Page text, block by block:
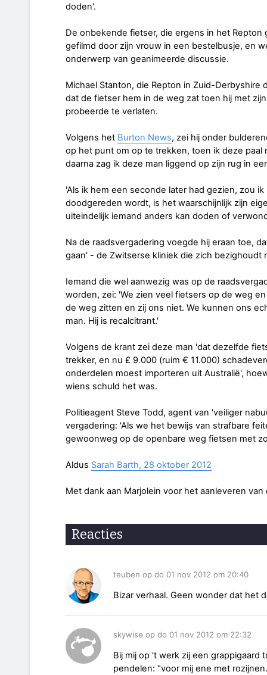
doden'.
De onbekende fietser, die ergens in het
gefilmd door zijn vrouw in een bestelbusje, en
onderwerp van geanimeerde discussie.
Michael Stanton, die Repton in Zuid-
dat de fietser hem in de weg zat toen hij met
probeerde te verlaten.
Volgens het Burton News, zei hij onder
op het punt om op te trekken, toen ik deze
daarna zag ik deze man liggend op zijn rug in
'Als ik hem een seconde later had gezien, zou
doodgereden wordt, is het waarschijnlijk zijn
uiteindelijk iemand anders kan doden of
Na de raadsvergadering voegde hij eraan toe,
gaan' - de Zwitserse kliniek die zich bezighoudt
Iemand die wel aanwezig was op de
worden, zei: 'We zien veel fietsers op de weg
de weg zitten en zij ons niet. We kunnen ons
man. Hij is recalcitrant.'
Volgens de krant zei deze man 'dat dezelfde
trekker, en nu £ 9.000 (ruim € 11.000)
onderdelen moest importeren uit Australië',
wiens schuld het was.
Politieagent Steve Todd, agent van 'veiliger
vergadering: 'Als we het bewijs van strafbare
gewoonweg op de openbare weg fietsen met
Aldus Sarah Barth, 28 oktober 2012
Met dank aan Marjolein voor het aanleveren
Reacties
teuben op do 01 nov 2012 om 20:40
Bizar verhaal. Geen wonder dat het
skywise op do 01 nov 2012 om 22:32
Bij mij op 't werk zij een grappigaard
pendelen: "voor mij ene met